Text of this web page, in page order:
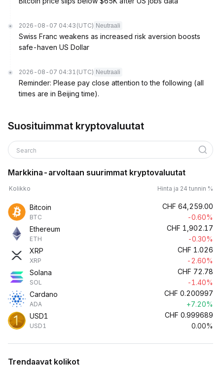
2026-08-07 04:43 (UTC) Neutraali
Swiss Franc weakens as increased risk aversion boosts
safe-haven US Dollar
2026-08-07 04:31 (UTC) Neutraali
Reminder: Please pay close attention to the following (all
times are in Beijing time).
Suosituimmat kryptovaluutat
Search
Markkina-arvoltaan suurimmat kryptovaluutat
Kolikko Hinta ja 24 tunnin %
Bitcoin
BTC
CHF 64,259.00
-0.60%
Ethereum
ETH
CHF 1,902.17
-0.30%
XRP
XRP
CHF 1.026
-2.60%
Solana
SOL
CHF 72.78
-1.40%
Cardano
ADA
CHF 0.200997
+7.20%
USD1
USD1
CHF 0.999689
0.00%
Trendaavat kolikot